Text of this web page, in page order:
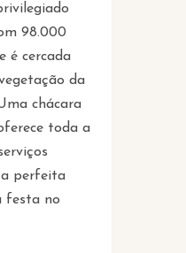
98.000
é cercada
da
chácara
toda a
a perfeita
festa no